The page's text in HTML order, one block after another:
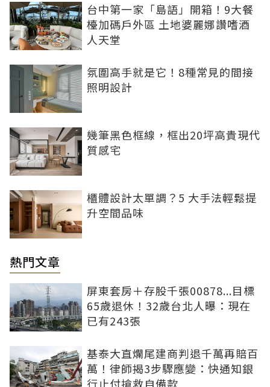
台中第一家「島語」開箱！9大餐
檯加碼戶外區 土地婆麗娜讚嗜酒
人天堂
氛圍高手就是它！8種常見的間接
照明設計
幾筆黑色框線，框出20坪高貴現代
質感宅
櫃體設計太單調？5 大手法輕鬆提
升空間品味
熱門文章
屏東套房＋存股千張00878...目標
65歲退休！32歲台北人曝：現在
已有243張
基泰大直爛尾建商判退千萬再賠百
萬！律師揭3步驟應變：快通知銀
行止付搶救自備款